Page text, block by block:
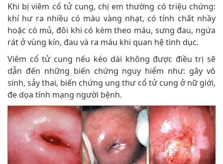
Khi bị viêm cổ tử cung, chị em thường có triệu chứng:
khí hư ra nhiều có màu vàng nhạt, có tính chất nhầy
hoặc có mủ, đôi khi có kèm theo máu, sưng đau, ngứa
rát ở vùng kín, đau và ra máu khi quan hệ tình dục.
Viêm cổ tử cung nếu kéo dài không được điều trị sẽ
dẫn đến những biến chứng nguy hiểm như: gây vô
sinh, sảy thai, biến chứng ung thư cổ tử cung ở nữ giới,
đe dọa tính mạng người bệnh.